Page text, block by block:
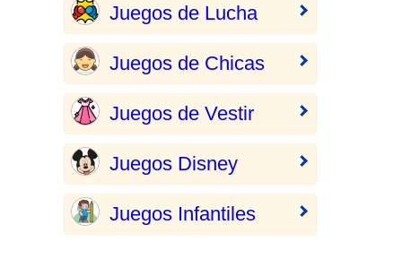
Juegos de Lucha
Juegos de Chicas
Juegos de Vestir
Juegos Disney
Juegos Infantiles